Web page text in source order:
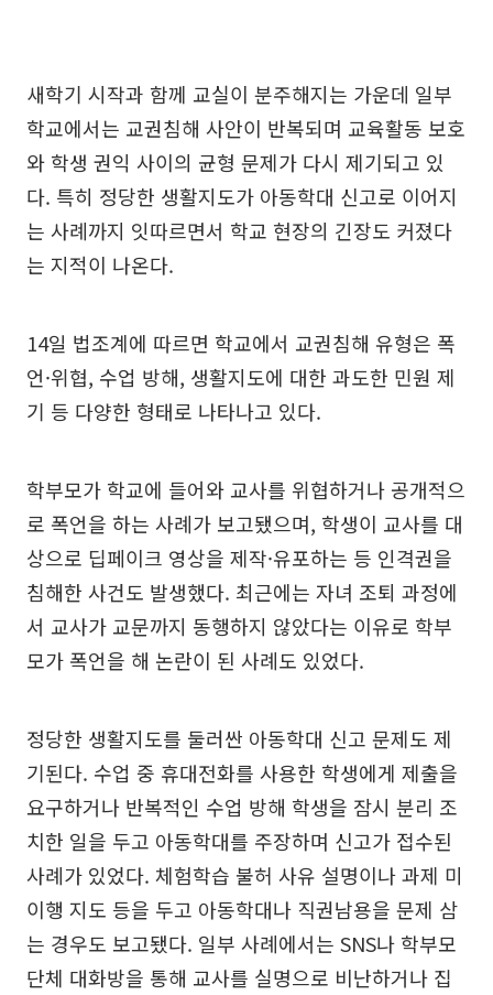
새학기 시작과 함께 교실이 분주해지는 가운데 일부
학교에서는 교권침해 사안이 반복되며 교육활동 보호
와 학생 권익 사이의 균형 문제가 다시 제기되고 있
다. 특히 정당한 생활지도가 아동학대 신고로 이어지
는 사례까지 잇따르면서 학교 현장의 긴장도 커졌다
는 지적이 나온다.
14일 법조계에 따르면 학교에서 교권침해 유형은 폭
언·위협, 수업 방해, 생활지도에 대한 과도한 민원 제
기 등 다양한 형태로 나타나고 있다.
학부모가 학교에 들어와 교사를 위협하거나 공개적으
로 폭언을 하는 사례가 보고됐으며, 학생이 교사를 대
상으로 딥페이크 영상을 제작·유포하는 등 인격권을
침해한 사건도 발생했다. 최근에는 자녀 조퇴 과정에
서 교사가 교문까지 동행하지 않았다는 이유로 학부
모가 폭언을 해 논란이 된 사례도 있었다.
정당한 생활지도를 둘러싼 아동학대 신고 문제도 제
기된다. 수업 중 휴대전화를 사용한 학생에게 제출을
요구하거나 반복적인 수업 방해 학생을 잠시 분리 조
치한 일을 두고 아동학대를 주장하며 신고가 접수된
사례가 있었다. 체험학습 불허 사유 설명이나 과제 미
이행 지도 등을 두고 아동학대나 직권남용을 문제 삼
는 경우도 보고됐다. 일부 사례에서는 SNS나 학부모
단체 대화방을 통해 교사를 실명으로 비난하거나 집